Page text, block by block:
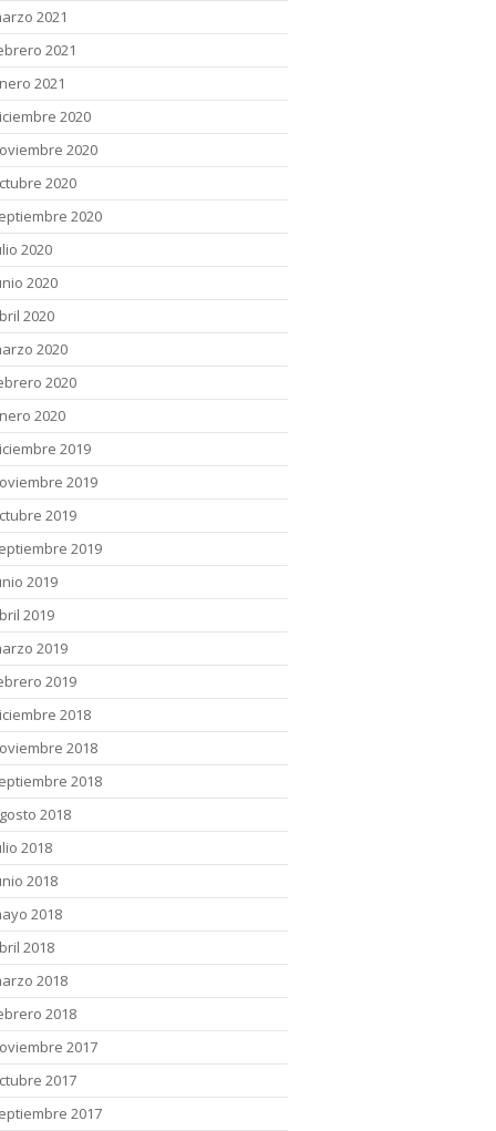
2021
2021
2021
2020
2020
2020
2020
2020
2020
2020
2020
2020
2020
2019
2019
2019
2019
2019
2019
2019
2019
2018
2018
2018
2018
2018
2018
2018
2018
2018
2018
2017
2017
2017